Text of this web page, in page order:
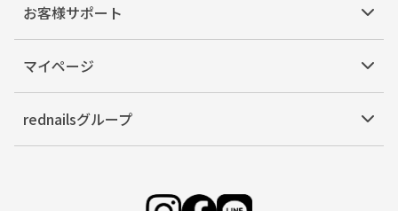
お客様サポート
マイページ
rednailsグループ